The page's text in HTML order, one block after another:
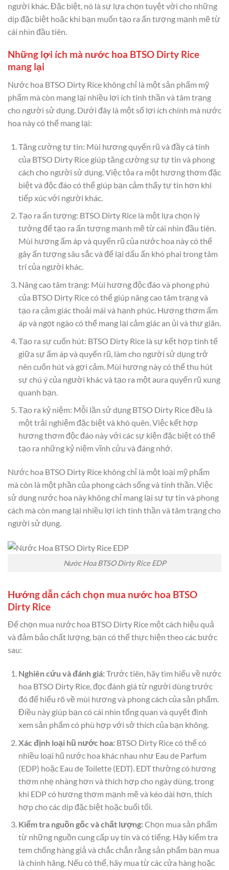
người khác. Đặc biệt, nó là sự lựa chọn tuyệt vời cho những
dịp đặc biệt hoặc khi bạn muốn tạo ra ấn tượng mạnh mẽ từ
cái nhìn đầu tiên.
Những lợi ích mà nước hoa BTSO Dirty Rice
mang lại
Nước hoa BTSO Dirty Rice không chỉ là một sản phẩm mỹ
phẩm mà còn mang lại nhiều lợi ích tinh thần và tâm trạng
cho người sử dụng. Dưới đây là một số lợi ích chính mà nước
hoa này có thể mang lại:
Tăng cường tự tin: Mùi hương quyến rũ và đầy cá tính
của BTSO Dirty Rice giúp tăng cường sự tự tin và phong
cách cho người sử dụng. Việc tỏa ra một hương thơm đặc
biệt và độc đáo có thể giúp bạn cảm thấy tự tin hơn khi
tiếp xúc với người khác.
Tạo ra ấn tượng: BTSO Dirty Rice là một lựa chọn lý
tưởng để tạo ra ấn tượng mạnh mẽ từ cái nhìn đầu tiên.
Mùi hương ấm áp và quyến rũ của nước hoa này có thể
gây ấn tượng sâu sắc và để lại dấu ấn khó phai trong tâm
trí của người khác.
Nâng cao tâm trạng: Mùi hương độc đáo và phong phú
của BTSO Dirty Rice có thể giúp nâng cao tâm trạng và
tạo ra cảm giác thoải mái và hạnh phúc. Hương thơm ấm
áp và ngọt ngào có thể mang lại cảm giác an ủi và thư giãn.
Tạo ra sự cuốn hút: BTSO Dirty Rice là sự kết hợp tinh tế
giữa sự ấm áp và quyến rũ, làm cho người sử dụng trở
nên cuốn hút và gợi cảm. Mùi hương này có thể thu hút
sự chú ý của người khác và tạo ra một aura quyến rũ xung
quanh bạn.
Tạo ra kỷ niệm: Mỗi lần sử dụng BTSO Dirty Rice đều là
một trải nghiệm đặc biệt và khó quên. Việc kết hợp
hương thơm độc đáo này với các sự kiện đặc biệt có thể
tạo ra những kỷ niệm vĩnh cửu và đáng nhớ.
Nước hoa BTSO Dirty Rice không chỉ là một loại mỹ phẩm
mà còn là một phần của phong cách sống và tinh thần. Việc
sử dụng nước hoa này không chỉ mang lại sự tự tin và phong
cách mà còn mang lại nhiều lợi ích tinh thần và tâm trạng cho
người sử dụng.
Nước Hoa BTSO Dirty Rice EDP
Hướng dẫn cách chọn mua nước hoa BTSO
Dirty Rice
Để chọn mua nước hoa BTSO Dirty Rice một cách hiệu quả
và đảm bảo chất lượng, bạn có thể thực hiện theo các bước
sau:
Nghiên cứu và đánh giá:Trước tiên, hãy tìm hiểu về nước
hoa BTSO Dirty Rice, đọc đánh giá từ người dùng trước
đó để hiểu rõ về mùi hương và phong cách của sản phẩm.
Điều này giúp bạn có cái nhìn tổng quan và quyết định
xem sản phẩm có phù hợp với sở thích của bạn không.
Xác định loại hũ nước hoa:BTSO Dirty Rice có thể có
nhiều loại hũ nước hoa khác nhau như Eau de Parfum
(EDP) hoặc Eau de Toilette (EDT). EDT thường có hương
thơm nhẹ nhàng hơn và thích hợp cho ngày dùng, trong
khi EDP có hương thơm mạnh mẽ và kéo dài hơn, thích
hợp cho các dịp đặc biệt hoặc buổi tối.
Kiểm tra nguồn gốc và chất lượng:Chọn mua sản phẩm
từ những nguồn cung cấp uy tín và có tiếng. Hãy kiểm tra
tem chống hàng giả và chắc chắn rằng sản phẩm bạn mua
là chính hãng. Nếu có thể, hãy mua từ các cửa hàng hoặc